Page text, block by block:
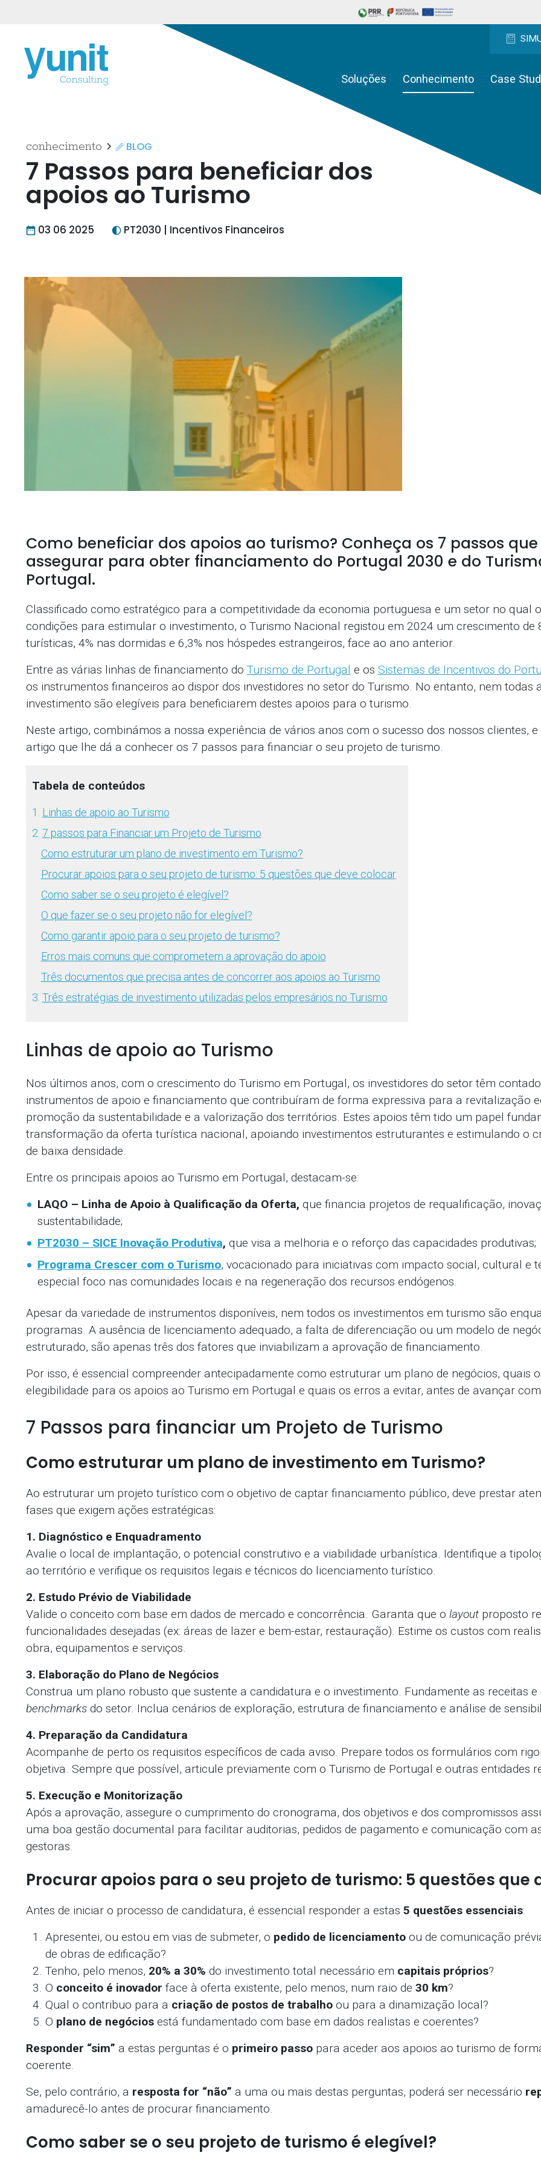
Soluções Conhecimento Case
conhecimento BLOG
7 Passos para beneficiar dos
apoios ao Turismo
03 06 2025 PT2030 | Incentivos Financeiros
Como beneficiar dos apoios ao turismo? Conheça os 7 passos
assegurar para obter financiamento do Portugal 2030 e do
Portugal.
Classificado como estratégico para a competitividade da economia portuguesa e um setor no qual
condições para estimular o investimento, o Turismo Nacional registou em 2024 um crescimento de
turísticas, 4% nas dormidas e 6,3% nos hóspedes estrangeiros, face ao ano anterior.
Entre as várias linhas de financiamento do Turismo de Portugal e os Sistemas de Incentivos do
os instrumentos financeiros ao dispor dos investidores no setor do Turismo. No entanto, nem todas
investimento são elegíveis para beneficiarem destes apoios para o turismo.
Neste artigo, combinámos a nossa experiência de vários anos com o sucesso dos nossos clientes,
artigo que lhe dá a conhecer os 7 passos para financiar o seu projeto de turismo.
Tabela de conteúdos
1. Linhas de apoio ao Turismo
2. 7 passos para Financiar um Projeto de Turismo
Como estruturar um plano de investimento em Turismo?
Procurar apoios para o seu projeto de turismo: 5 questões que deve colocar
Como saber se o seu projeto é elegível?
O que fazer se o seu projeto não for elegível?
Como garantir apoio para o seu projeto de turismo?
Erros mais comuns que comprometem a aprovação do apoio
Três documentos que precisa antes de concorrer aos apoios ao Turismo
3. Três estratégias de investimento utilizadas pelos empresários no Turismo
Linhas de apoio ao Turismo
Nos últimos anos, com o crescimento do Turismo em Portugal, os investidores do setor têm
instrumentos de apoio e financiamento que contribuíram de forma expressiva para a revitalização
promoção da sustentabilidade e a valorização dos territórios. Estes apoios têm tido um papel
transformação da oferta turística nacional, apoiando investimentos estruturantes e estimulando o
de baixa densidade.
Entre os principais apoios ao Turismo em Portugal, destacam-se:
LAQO – Linha de Apoio à Qualificação da Oferta, que financia projetos de requalificação,
sustentabilidade;
PT2030 – SICE Inovação Produtiva, que visa a melhoria e o reforço das capacidades produtivas;
Programa Crescer com o Turismo, vocacionado para iniciativas com impacto social, cultural e
especial foco nas comunidades locais e na regeneração dos recursos endógenos.
Apesar da variedade de instrumentos disponíveis, nem todos os investimentos em turismo são
programas. A ausência de licenciamento adequado, a falta de diferenciação ou um modelo de
estruturado, são apenas três dos fatores que inviabilizam a aprovação de financiamento.
Por isso, é essencial compreender antecipadamente como estruturar um plano de negócios, quais
elegibilidade para os apoios ao Turismo em Portugal e quais os erros a evitar, antes de avançar
7 Passos para financiar um Projeto de Turismo
Como estruturar um plano de investimento em Turismo?
Ao estruturar um projeto turístico com o objetivo de captar financiamento público, deve prestar
fases que exigem ações estratégicas:
1. Diagnóstico e Enquadramento
Avalie o local de implantação, o potencial construtivo e a viabilidade urbanística. Identifique a
ao território e verifique os requisitos legais e técnicos do licenciamento turístico.
2. Estudo Prévio de Viabilidade
Valide o conceito com base em dados de mercado e concorrência. Garanta que o layoutproposto
funcionalidades desejadas (ex: áreas de lazer e bem-estar, restauração). Estime os custos com
obra, equipamentos e serviços.
3. Elaboração do Plano de Negócios
Construa um plano robusto que sustente a candidatura e o investimento. Fundamente as receitas e
benchmarksdo setor. Inclua cenários de exploração, estrutura de financiamento e análise de
4. Preparação da Candidatura
Acompanhe de perto os requisitos específicos de cada aviso. Prepare todos os formulários com
objetiva. Sempre que possível, articule previamente com o Turismo de Portugal e outras entidades
5. Execução e Monitorização
Após a aprovação, assegure o cumprimento do cronograma, dos objetivos e dos compromissos
uma boa gestão documental para facilitar auditorias, pedidos de pagamento e comunicação com
gestoras.
Procurar apoios para o seu projeto de turismo: 5 questões que
Antes de iniciar o processo de candidatura, é essencial responder a estas 5 questões essenciais:
Apresentei, ou estou em vias de submeter, o pedido de licenciamentoou de comunicação
de obras de edificação?
Tenho, pelo menos, 20% a 30% do investimento total necessário em capitais próprios?
O conceito é inovador face à oferta existente, pelo menos, num raio de 30 km?
Qual o contribuo para a criação de postos de trabalhoou para a dinamização local?
O plano de negóciosestá fundamentado com base em dados realistas e coerentes?
Responder “sim” a estas perguntas é o primeiro passopara aceder aos apoios ao turismo de
coerente.
Se, pelo contrário, a resposta for “não” a uma ou mais destas perguntas, poderá ser necessário
amadurecê-lo antes de procurar financiamento.
Como saber se o seu projeto de turismo é elegível?